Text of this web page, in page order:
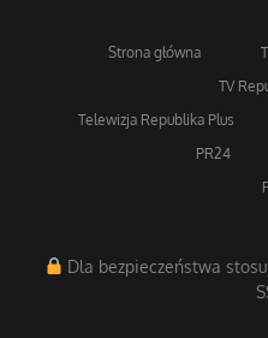
Strona główna
TV
Telewizja Republika Plus
PR24
Dla bezpieczeństwa